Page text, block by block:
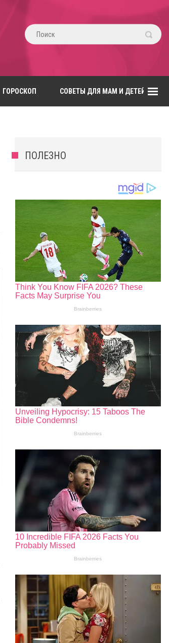
ГОРОСКОП СОВЕТЫ ДЛЯ МАМ И ДЕТЕЙ
ПОЛЕЗНО